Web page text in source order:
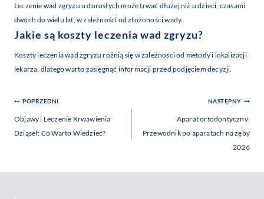
Leczenie wad zgryzu u dorosłych może trwać dłużej niż u dzieci, czasami
dwóch do wielu lat, w zależności od złożoności wady.
Jakie są koszty leczenia wad zgryzu?
Koszty leczenia wad zgryzu różnią się w zależności od metody i lokalizacji
lekarza, dlatego warto zasięgnąć informacji przed podjęciem decyzji.
Nawigacja
Wpisu
POPRZEDNI
Objawy i Leczenie Krwawienia
Dziąseł: Co Warto Wiedzieć?
NASTĘPNY
Aparat ortodontyczny:
Przewodnik po aparatach na zęby
2026